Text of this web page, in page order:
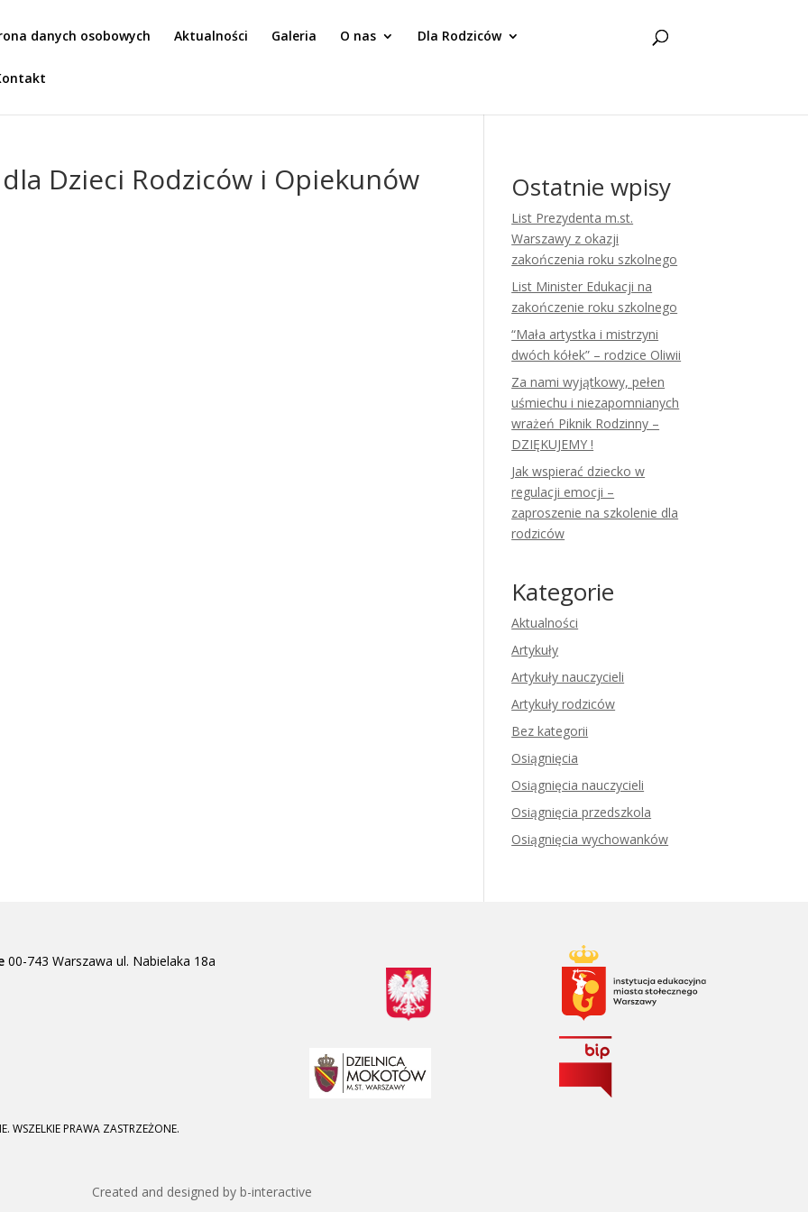
danych osobowych Aktualności Galeria O nas Dla Rodziców
Dzieci Rodziców i Opiekunów Ostatnie wpisy
List Prezydenta m.st.
Warszawy z okazji
zakończenia roku szkolnego
List Minister Edukacji na
zakończenie roku szkolnego
“Mała artystka i mistrzyni
dwóch kółek” – rodzice Oliwii
Za nami wyjątkowy, pełen
uśmiechu i niezapomnianych
wrażeń Piknik Rodzinny –
DZIĘKUJEMY !
Jak wspierać dziecko w
regulacji emocji –
zaproszenie na szkolenie dla
rodziców
Kategorie
Aktualności
Artykuły
Artykuły nauczycieli
Artykuły rodziców
Bez kategorii
Osiągnięcia
Osiągnięcia nauczycieli
Osiągnięcia przedszkola
Osiągnięcia wychowanków
00-743 Warszawa ul. Nabielaka 18a
WSZELKIE PRAWA ZASTRZEŻONE.
Created and designed by b-interactive